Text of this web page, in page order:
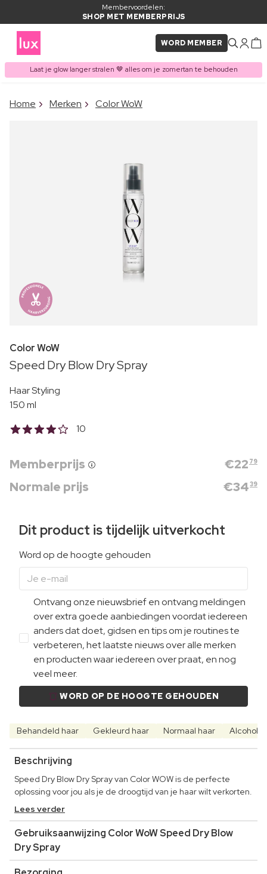
Membervoordelen:
SHOP MET MEMBERPRIJS
WORD MEMBER
Laat je glow langer stralen 🤎 alles om je zomertan te behouden
ITEM TOEGEVOEGD AAN
Home Merken Color WoW
Color WoW
Speed Dry Blow Dry Spray
Haar Styling
150 ml
10
Memberprijs €22 79
Normale prijs €3439
Dit product is tijdelijk uitverkocht
Word op de hoogte gehouden
Ontvang onze nieuwsbrief en ontvang meldingen
over extra goede aanbiedingen voordat iedereen
anders dat doet, gidsen en tips om je routines te
verbeteren, het laatste nieuws over alle merken
en producten waar iedereen over praat, en nog
veel meer.
WORD OP DE HOOGTE GEHOUDEN
Behandeld haar Gekleurd haar Normaal haar
Beschrijving
Speed Dry Blow Dry Spray van Color WOW is de perfecte
oplossing voor jou als je de droogtijd van je haar wilt verkorten.
Lees verder
Gebruiksaanwijzing Color WoW Speed Dry Blow
Dry Spray